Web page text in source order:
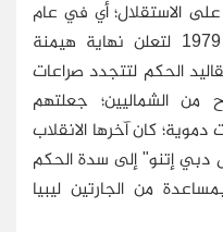
سنوات فقط على الاستقلال؛ أي في عام
1965، ولم تتوقف إلا في عام 1979 لتعلن نهاية هيمنة
الحكم لتتجدد صراعات
من الشماليين؛ جعلتهم
كان آخرها الانقلاب
دبي إتنو" إلى سدة الحكم
ديسمبر/كانون الأول 1990 بمساعدة من الجارتين ليبيا